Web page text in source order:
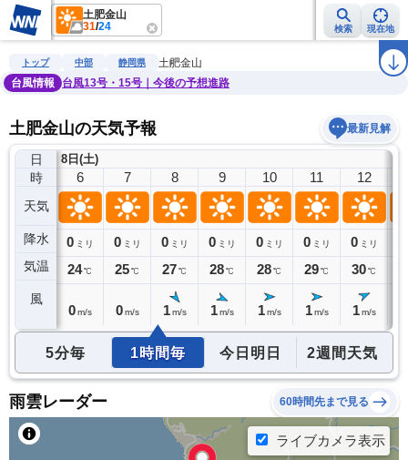
土肥金山
31/24 検索 現在地
雨雲レーダー 台風情報 地震情報 ラ
トップ 中部 静岡県
土肥金山
台風情報
台風13号・15号｜今後の予想進路
土肥金山の天気予報 最新見解
日
時
天気
降水
気温
風
8日(土)
5
0ミリ
24℃
6
0 ミリ
24℃
0 m/s
7
0 ミリ
25℃
0 m/s
8
0 ミリ
27℃
1 m/s
9
0 ミリ
28℃
1 m/s
10
0 ミリ
28℃
1 m/s
11
0 ミリ
29℃
1 m/s
12
0 ミリ
30℃
1 m/s
5分毎 1時間毎 今日明日 2週間天気
雨雲レーダー 60時間先まで見る